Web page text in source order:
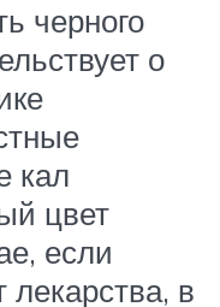
черного
о
кал
цвет
если
в